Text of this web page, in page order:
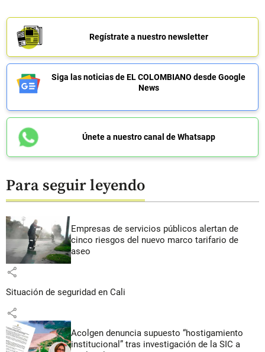
Regístrate a nuestro newsletter
Siga las noticias de EL COLOMBIANO desde Google
News
Únete a nuestro canal de Whatsapp
Para seguir leyendo
Empresas de servicios públicos alertan de
cinco riesgos del nuevo marco tarifario de
aseo
share
Situación de seguridad en Cali
share
Acolgen denuncia supuesto “hostigamiento
institucional” tras investigación de la SIC a